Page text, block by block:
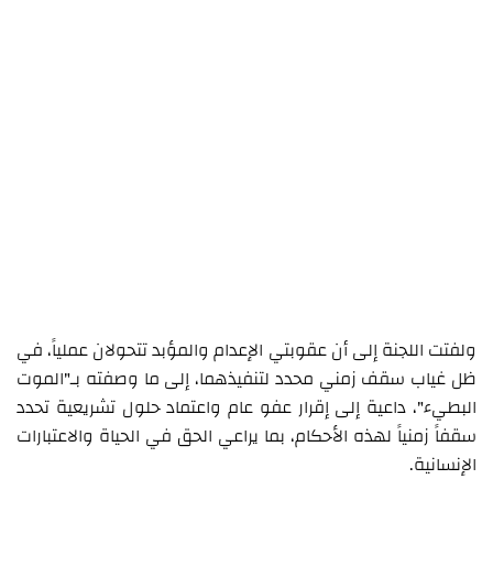
ولفتت اللجنة إلى أن عقوبتي الإعدام والمؤبد تتحولان عملياً، في
ظل غياب سقف زمني محدد لتنفيذهما، إلى ما وصفته بـ"الموت
البطيء"، داعية إلى إقرار عفو عام واعتماد حلول تشريعية تحدد
سقفاً زمنياً لهذه الأحكام، بما يراعي الحق في الحياة والاعتبارات
الإنسانية.